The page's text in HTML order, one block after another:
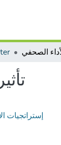
إستراتجيات